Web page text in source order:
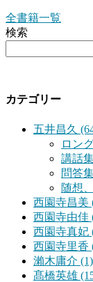
全書籍一覧
検索
カテゴリー
五井昌久
ロン
講話
問答
随想
西園寺昌美
西園寺由佳
西園寺真妃
西園寺里香
瀨木庸介 (1)
髙橋英雄